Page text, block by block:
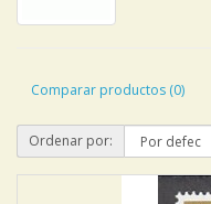
Comparar productos (0)
Ordenar por: